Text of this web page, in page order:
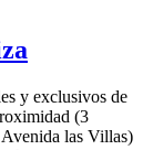
y exclusivos de
(3
las Villas)